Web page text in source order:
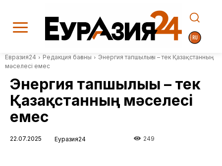
Евразия24 Редакция бағаны
Энергия тапшылығы – тек Қазақстанның
мәселесі емес
Энергия тапшылығы – тек
Қазақстанның мәселесі
емес
22.07.2025 Еуразия24 249